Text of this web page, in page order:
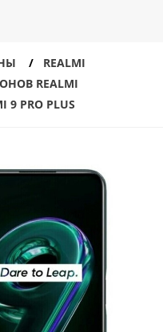
REALMI
REALMI
9 PRO PLUS